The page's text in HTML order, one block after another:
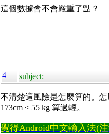
這個數據會不會嚴重了點？
4 subject:
不清楚這風險是怎麼算的。
173cm < 55 kg 算過輕。
覺得Android中文輸入法(